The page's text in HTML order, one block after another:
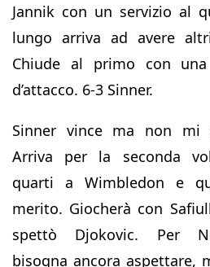
Jannik con un servizio al
lungo arriva ad avere
Chiude al primo con
d’attacco. 6-3 Sinner.
Sinner vince ma non mi
Arriva per la seconda
quarti a Wimbledon e
merito. Giocherà con
spettò Djokovic. Per
bisogna ancora aspettare,